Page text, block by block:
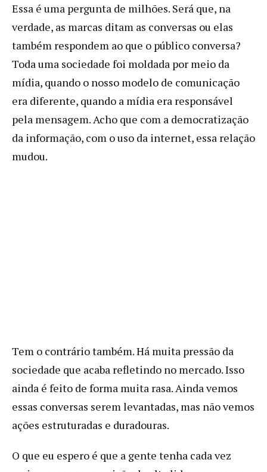
Essa é uma pergunta de milhões. Será que, na
verdade, as marcas ditam as conversas ou elas
também respondem ao que o público conversa?
Toda uma sociedade foi moldada por meio da
mídia, quando o nosso modelo de comunicação
era diferente, quando a mídia era responsável
pela mensagem. Acho que com a democratização
da informação, com o uso da internet, essa relação
mudou.
Tem o contrário também. Há muita pressão da
sociedade que acaba refletindo no mercado. Isso
ainda é feito de forma muita rasa. Ainda vemos
essas conversas serem levantadas, mas não vemos
ações estruturadas e duradouras.
O que eu espero é que a gente tenha cada vez